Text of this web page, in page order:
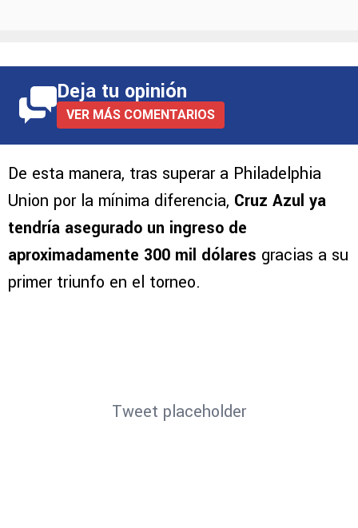
Deja tu opinión
VER MÁS COMENTARIOS
De esta manera, tras superar a Philadelphia
Union por la mínima diferencia, Cruz Azul ya
tendría asegurado un ingreso de
aproximadamente 300 mil dólares gracias a su
primer triunfo en el torneo.
Tweet placeholder